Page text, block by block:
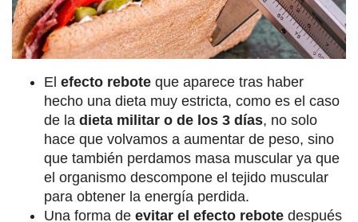
El efecto rebote que aparece tras haber
hecho una dieta muy estricta, como es el caso
de la dieta militar o de los 3 días, no solo
hace que volvamos a aumentar de peso, sino
que también perdamos masa muscular ya que
el organismo descompone el tejido muscular
para obtener la energía perdida.
Una forma de evitar el efecto rebote después